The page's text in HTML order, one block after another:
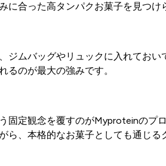
に合った高タンパクお菓子を見つ
ジムバッグやリュックに入れてお
るのが最大の強みです。
固定観念を覆すのがMyproteinの
ら、本格的なお菓子としても通じる